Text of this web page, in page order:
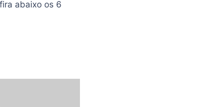
abaixo os 6